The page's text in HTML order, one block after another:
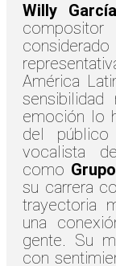
Willy García
América
emoción lo
del
vocalista
como
su carrera
trayectoria
una
gente. Su
con